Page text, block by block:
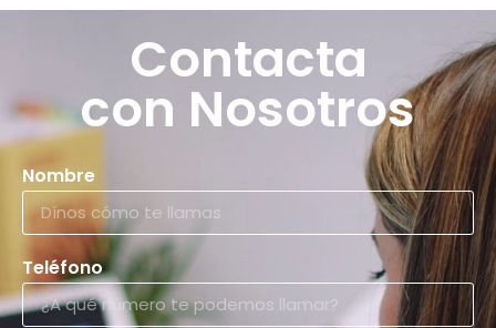
Contacta
con Nosotros
Nombre
Teléfono